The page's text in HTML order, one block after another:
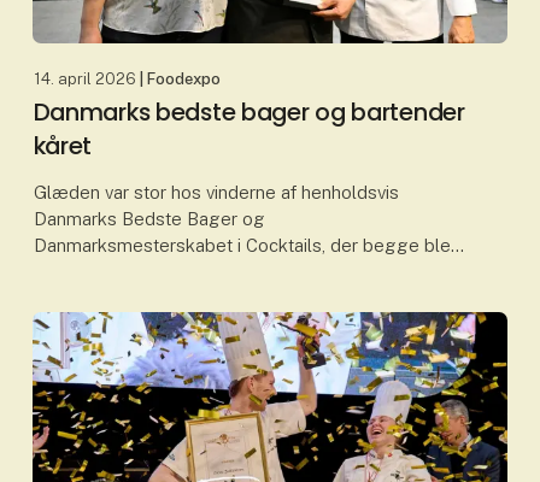
14. april 2026 | Foodexpo
Danmarks bedste bager og bartender
kåret
Glæden var stor hos vinderne af henholdsvis
Danmarks Bedste Bager og
Danmarksmesterskabet i Cocktails, der begge blev